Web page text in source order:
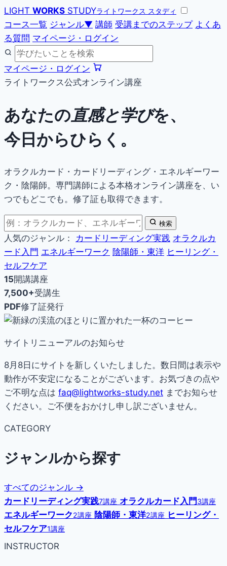
LIGHT WORKS STUDYライトワークス スタディ
コース一覧 ジャンル▼ 講師 受講までのステップ よくあ
る質問 マイページ・ログイン
マイページ・ログイン
ライトワークス公式オンライン講座
あなたの直感と学びを、
今日からひらく。
オラクルカード・カードリーディング・エネルギーワー
ク・陰陽師。専門講師による本格オンライン講座を、い
つでもどこでも。修了証も取得できます。
検索
人気のジャンル： カードリーディング実践 オラクルカ
ード入門 エネルギーワーク 陰陽師・東洋 ヒーリング・
セルフケア
15開講講座
7,500+受講生
PDF修了証発行
サイトリニューアルのお知らせ
8月8日にサイトを新しくいたしました。数日間は表示や
動作が不安定になることがございます。お気づきの点や
ご不明な点は faq@lightworks-study.net までお知らせ
ください。ご不便をおかけし申し訳ございません。
CATEGORY
ジャンルから探す
すべてのジャンル →
カードリーディング実践7講座 オラクルカード入門3講座
エネルギーワーク2講座 陰陽師・東洋2講座 ヒーリング・
セルフケア1講座
INSTRUCTOR